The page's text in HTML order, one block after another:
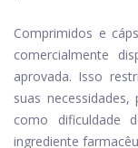
Comprimidos e
comercialmente
aprovada. Isso
suas
como dificuldade
ingrediente